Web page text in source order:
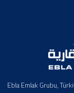
Ebla Emlak Grubu,